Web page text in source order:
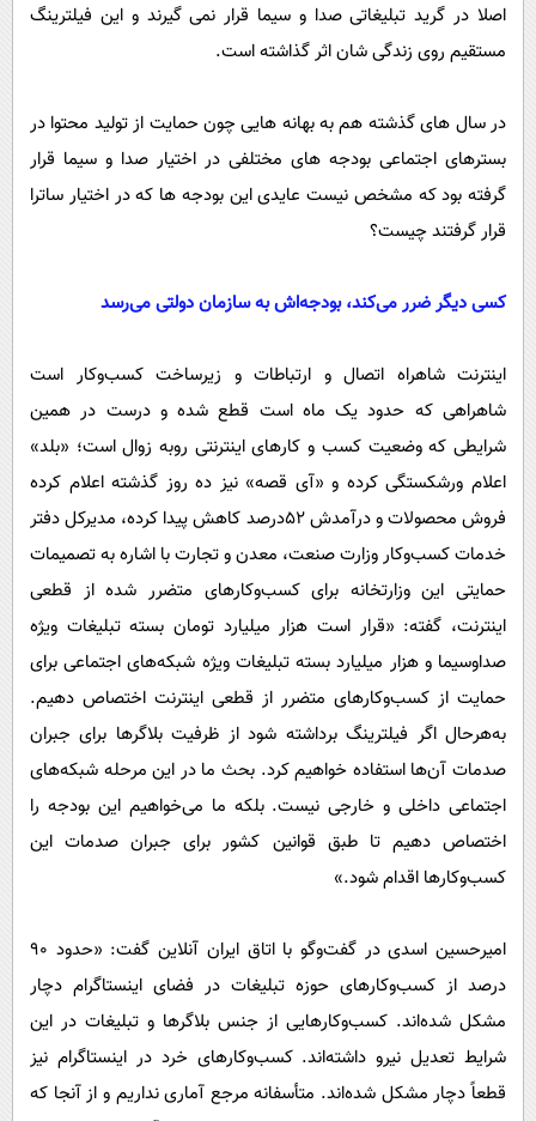
اصلا در گرید تبلیغاتی صدا و سیما قرار نمی گیرند و این فیلترینگ
مستقیم روی زندگی شان اثر گذاشته است.
در سال های گذشته هم به بهانه هایی چون حمایت از تولید محتوا در
بسترهای اجتماعی بودجه های مختلفی در اختیار صدا و سیما قرار
گرفته بود که مشخص نیست عایدی این بودجه ها که در اختیار ساترا
قرار گرفتند چیست؟
کسی دیگر ضرر می‌کند، بودجه‌اش به سازمان دولتی می‌رسد
اینترنت شاهراه اتصال و ارتباطات و زیرساخت کسب‌وکار است
شاهراهی که حدود یک ماه است قطع شده و درست در همین
شرایطی که وضعیت کسب و کارهای اینترنتی روبه زوال است؛ «بلد»
اعلام ورشکستگی کرده و «آی قصه» نیز ده روز گذشته اعلام کرده
فروش محصولات و درآمدش ۵۲درصد کاهش پیدا کرده، مدیرکل دفتر
خدمات کسب‌وکار وزارت صنعت، معدن و تجارت با اشاره به تصمیمات
حمایتی این وزارتخانه برای کسب‌وکارهای متضرر شده از قطعی
اینترنت، گفته: «قرار است هزار میلیارد تومان بسته تبلیغات ویژه
صداوسیما و هزار میلیارد بسته تبلیغات ویژه شبکه‌های اجتماعی برای
حمایت از کسب‌وکارهای متضرر از قطعی اینترنت اختصاص دهیم.
به‌هرحال اگر فیلترینگ برداشته شود از ظرفیت بلاگرها برای جبران
صدمات آن‌ها استفاده خواهیم کرد. بحث ما در این مرحله شبکه‌های
اجتماعی داخلی و خارجی نیست. بلکه ما می‌خواهیم این بودجه را
اختصاص دهیم تا طبق قوانین کشور برای جبران صدمات این
کسب‌وکارها اقدام شود.»
امیرحسین اسدی در گفت‌وگو با اتاق ایران آنلاین گفت: «حدود ۹۰
درصد از کسب‌وکارهای حوزه تبلیغات در فضای اینستاگرام دچار
مشکل شده‌اند. کسب‌وکارهایی از جنس بلاگرها و تبلیغات در این
شرایط تعدیل نیرو داشته‌اند. کسب‌وکارهای خرد در اینستاگرام نیز
قطعاً دچار مشکل شده‌اند. متأسفانه مرجع آماری نداریم و از آنجا که